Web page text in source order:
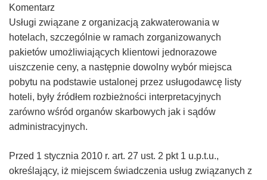
Komentarz
Usługi związane z organizacją zakwaterowania w
hotelach, szczególnie w ramach zorganizowanych
pakietów umożliwiających klientowi jednorazowe
uiszczenie ceny, a następnie dowolny wybór miejsca
pobytu na podstawie ustalonej przez usługodawcę listy
hoteli, były źródłem rozbieżności interpretacyjnych
zarówno wśród organów skarbowych jak i sądów
administracyjnych.
Przed 1 stycznia 2010 r. art. 27 ust. 2 pkt 1 u.p.t.u.,
określający, iż miejscem świadczenia usług związanych z